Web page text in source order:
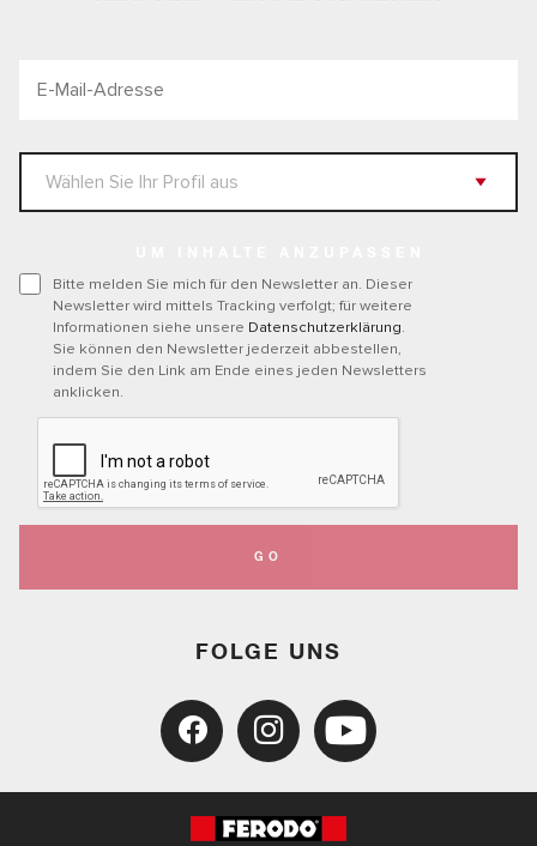
Bitte melden Sie mich für den Newsletter an. Dieser
Newsletter wird mittels Tracking verfolgt; für weitere
Informationen siehe unsere Datenschutzerklärung.
Sie können den Newsletter jederzeit abbestellen,
indem Sie den Link am Ende eines jeden Newsletters
anklicken.
GO
FOLGE UNS